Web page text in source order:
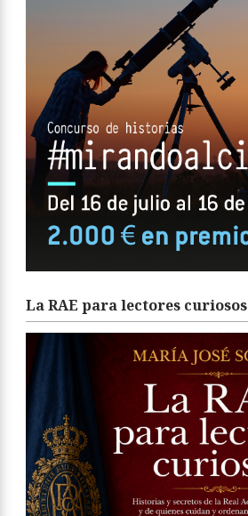
La RAE para lectores curiosos